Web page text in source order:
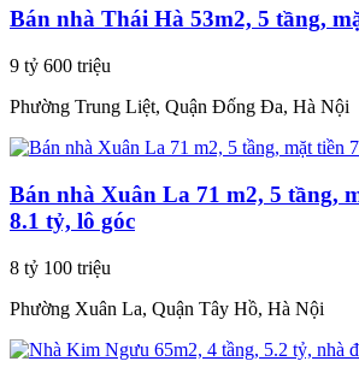
Bán nhà Thái Hà 53m2, 5 tầng,
9 tỷ 600 triệu
Phường Trung Liệt, Quận Đống Đa, Hà Nội
Bán nhà Xuân La 71 m2, 5 tầng,
8.1 tỷ, lô góc
8 tỷ 100 triệu
Phường Xuân La, Quận Tây Hồ, Hà Nội